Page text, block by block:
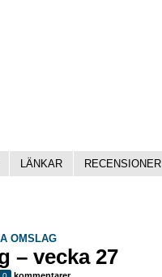
LÄNKAR RECENSIONER
OMSLAG
– vecka 27